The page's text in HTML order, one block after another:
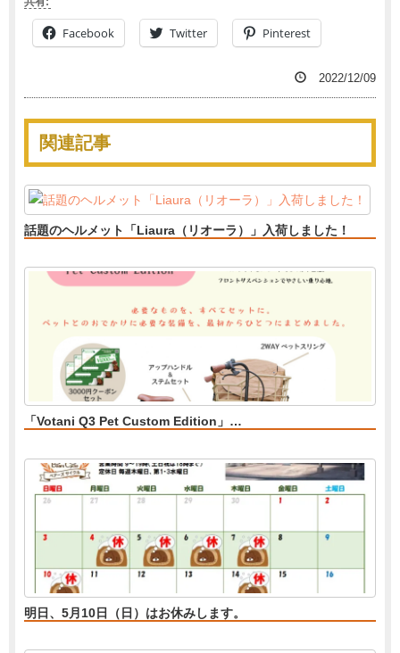
Facebook Twitter Pinterest
2022/12/09
関連記事
話題のヘルメット「Liaura（リオーラ）」入荷しました！
「Votani Q3 Pet Custom Edition」…
明日、5月10日（日）はお休みします。